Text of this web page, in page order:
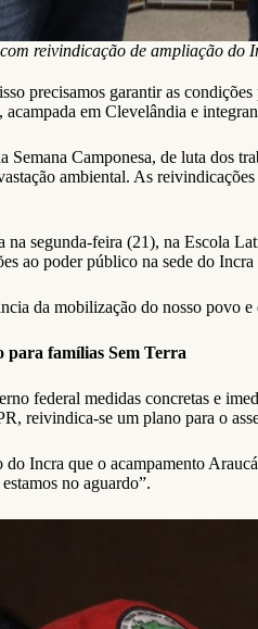
reivindicação de ampliação do
precisamos garantir as
em Clevelândia e
Semana Camponesa, de luta dos
ambiental. As
na segunda-feira (21), na Escola
ao poder público na sede do
da mobilização do nosso povo
para famílias Sem Terra
federal medidas concretas e
reivindica-se um plano para o
Incra que o acampamento
no aguardo”.